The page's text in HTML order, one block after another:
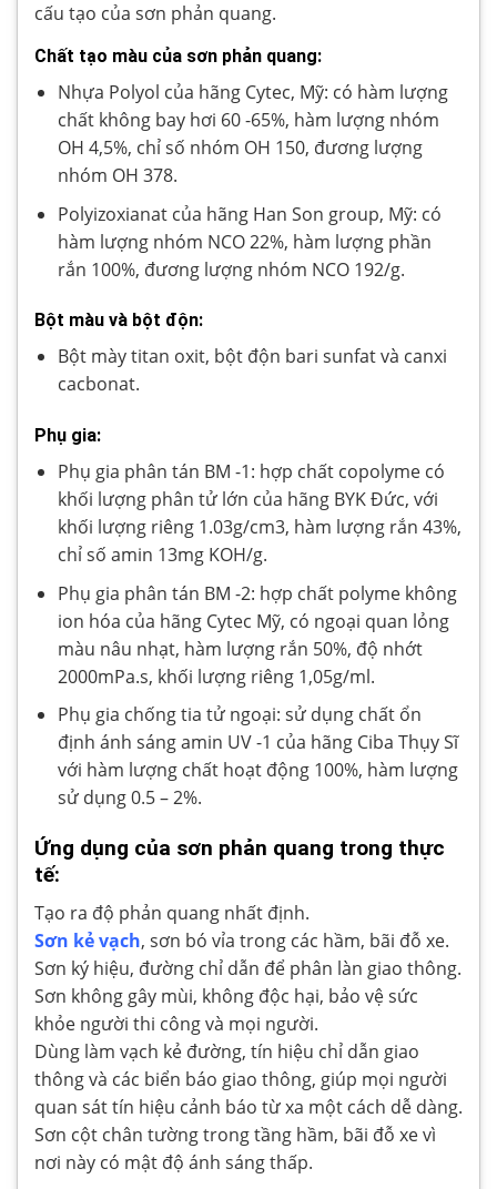
cấu tạo của sơn phản quang.
Chất tạo màu của sơn phản quang:
Nhựa Polyol của hãng Cytec, Mỹ: có hàm lượng
chất không bay hơi 60 -65%, hàm lượng nhóm
OH 4,5%, chỉ số nhóm OH 150, đương lượng
nhóm OH 378.
Polyizoxianat của hãng Han Son group, Mỹ: có
hàm lượng nhóm NCO 22%, hàm lượng phần
rắn 100%, đương lượng nhóm NCO 192/g.
Bột màu và bột độn:
Bột mày titan oxit, bột độn bari sunfat và canxi
cacbonat.
Phụ gia:
Phụ gia phân tán BM -1: hợp chất copolyme có
khối lượng phân tử lớn của hãng BYK Đức, với
khối lượng riêng 1.03g/cm3, hàm lượng rắn 43%,
chỉ số amin 13mg KOH/g.
Phụ gia phân tán BM -2: hợp chất polyme không
ion hóa của hãng Cytec Mỹ, có ngoại quan lỏng
màu nâu nhạt, hàm lượng rắn 50%, độ nhớt
2000mPa.s, khối lượng riêng 1,05g/ml.
Phụ gia chống tia tử ngoại: sử dụng chất ổn
định ánh sáng amin UV -1 của hãng Ciba Thụy Sĩ
với hàm lượng chất hoạt động 100%, hàm lượng
sử dụng 0.5 – 2%.
Ứng dụng của sơn phản quang trong thực
tế:
Tạo ra độ phản quang nhất định.
Sơn kẻ vạch, sơn bó vỉa trong các hầm, bãi đỗ xe.
Sơn ký hiệu, đường chỉ dẫn để phân làn giao thông.
Sơn không gây mùi, không độc hại, bảo vệ sức
khỏe người thi công và mọi người.
Dùng làm vạch kẻ đường, tín hiệu chỉ dẫn giao
thông và các biển báo giao thông, giúp mọi người
quan sát tín hiệu cảnh báo từ xa một cách dễ dàng.
Sơn cột chân tường trong tầng hầm, bãi đỗ xe vì
nơi này có mật độ ánh sáng thấp.